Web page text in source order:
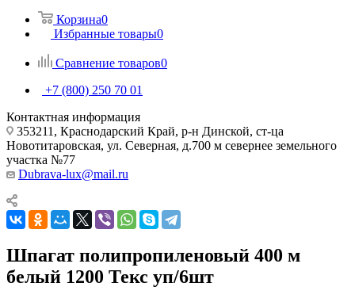
Корзина0
Избранные товары0
Сравнение товаров0
+7 (800) 250 70 01
Контактная информация
353211, Краснодарский Край, р-н Динской, ст-ца
Новотитаровская, ул. Северная, д.700 м севернее земельного
участка №77
Dubrava-lux@mail.ru
Шпагат полипропиленовый 400 м
белый 1200 Текс уп/6шт